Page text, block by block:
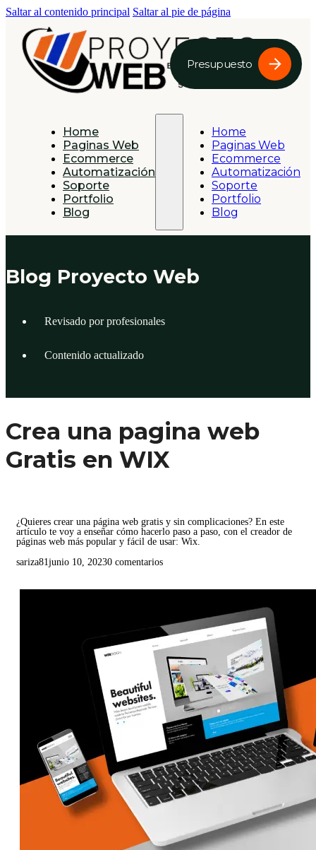
Saltar al contenido principal Saltar al pie de página
Presupuesto
Home
Paginas Web
Ecommerce
Automatización
Soporte
Portfolio
Blog
Home
Paginas Web
Ecommerce
Automatización
Soporte
Portfolio
Blog
Blog Proyecto Web
Revisado por profesionales
Contenido actualizado
Crea una pagina web
Gratis en WIX
¿Quieres crear una página web gratis y sin complicaciones? En este
artículo te voy a enseñar cómo hacerlo paso a paso, con el creador de
páginas web más popular y fácil de usar: Wix.
sariza81junio 10, 20230 comentarios